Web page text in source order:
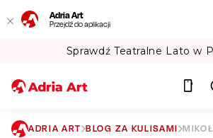
Adria Art
Przejdź do aplikacji
Sprawdź Teatralne Lato w
ADRIA ART BLOG ZA KULISAMI